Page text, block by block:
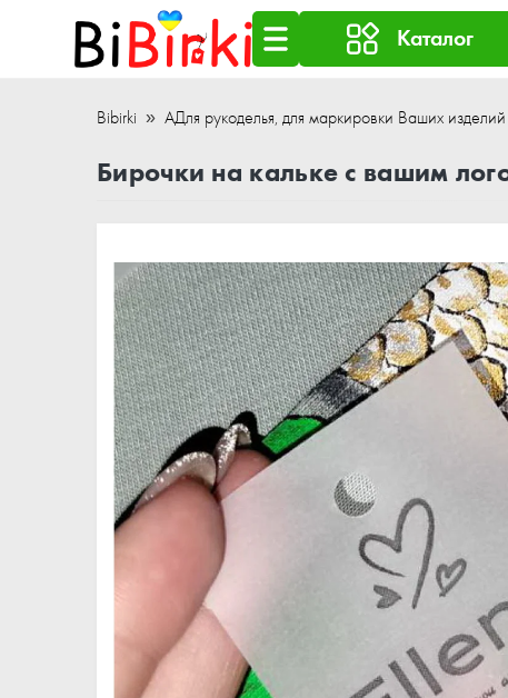
Каталог
Bibirki АДля рукоделья, для маркировки Ваших
Бирочки на кальке с вашим